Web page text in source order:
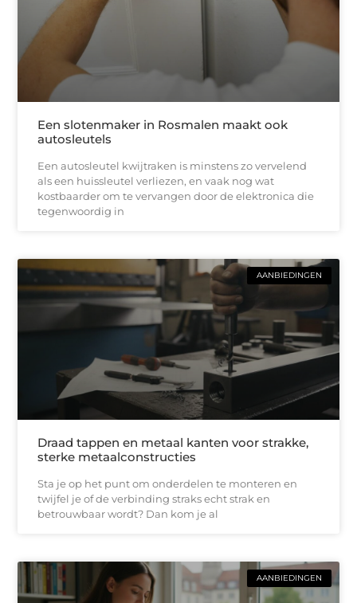
Een slotenmaker in Rosmalen maakt ook
autosleutels
Een autosleutel kwijtraken is minstens zo vervelend
als een huissleutel verliezen, en vaak nog wat
kostbaarder om te vervangen door de elektronica die
tegenwoordig in
AANBIEDINGEN
Draad tappen en metaal kanten voor strakke,
sterke metaalconstructies
Sta je op het punt om onderdelen te monteren en
twijfel je of de verbinding straks echt strak en
betrouwbaar wordt? Dan kom je al
AANBIEDINGEN